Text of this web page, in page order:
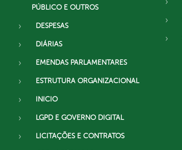
PÚBLICO E OUTROS
DESPESAS
DIÁRIAS
EMENDAS PARLAMENTARES
ESTRUTURA ORGANIZACIONAL
INICIO
LGPD E GOVERNO DIGITAL
LICITAÇÕES E CONTRATOS